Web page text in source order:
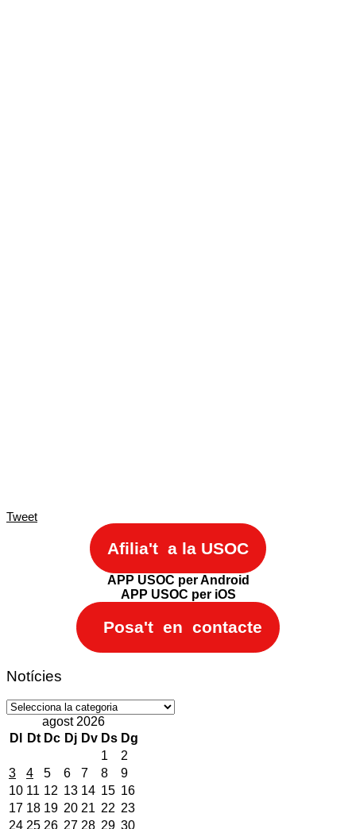
Tweet
Afilia't a la USOC
APP USOC per Android
APP USOC per iOS
Posa't en contacte
Notícies
Notícies
agost 2026
Dl
Dt Dc Dj Dv Ds Dg
1
2
3
4 5 6 7 8
9
10 11 12 13 14 15 16
17 18 19 20 21 22 23
24 25 26 27 28 29 30